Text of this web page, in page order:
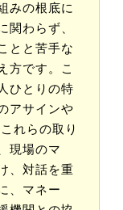
みの根底に
関わらず、
とと苦手な
方です。こ
ひとりの特
アサインや
れらの取り
現場のマ
、対話を重
、マネー